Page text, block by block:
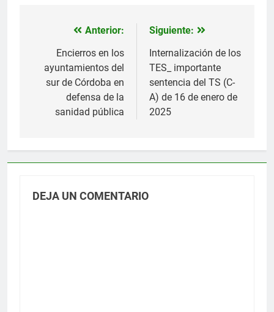
Navegación
entradas
Anterior:
Encierros en los
ayuntamientos del
sur de Córdoba en
defensa de la
sanidad pública
Siguiente:
Internalización de los
TES_ importante
sentencia del TS (C-
A) de 16 de enero de
2025
DEJA UN COMENTARIO